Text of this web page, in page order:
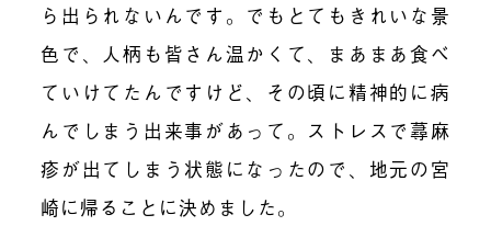
ら出られないんです。でもとてもきれいな景
色で、人柄も皆さん温かくて、まあまあ食べ
ていけてたんですけど、その頃に精神的に病
んでしまう出来事があって。ストレスで蕁麻
疹が出てしまう状態になったので、地元の宮
崎に帰ることに決めました。